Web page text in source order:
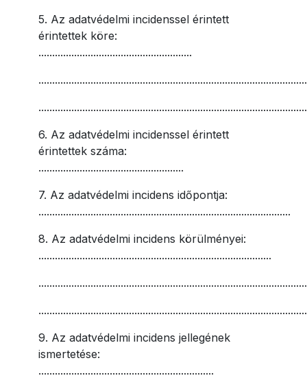
5. Az adatvédelmi incidenssel érintett
érintettek köre:
........................................................
6. Az adatvédelmi incidenssel érintett
érintettek száma:
.....................................................
7. Az adatvédelmi incidens időpontja:
............................................................................................
8. Az adatvédelmi incidens körülményei:
.....................................................................................
9. Az adatvédelmi incidens jellegének
ismertetése:
................................................................